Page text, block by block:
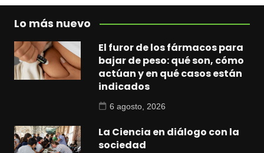
Lo más nuevo
El furor de los fármacos para
bajar de peso: qué son, cómo
actúan y en qué casos están
indicados
6 agosto, 2026
La Ciencia en diálogo con la
sociedad